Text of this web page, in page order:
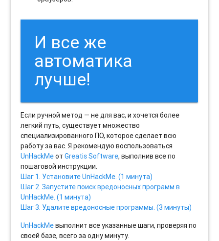
И все же
автоматика
лучше!
Если ручной метод — не для вас, и хочется более
легкий путь, существует множество
специализированного ПО, которое сделает всю
работу за вас. Я рекомендую воспользоваться
UnHackMeотGreatis Software, выполнив все по
пошаговой инструкции.
Шаг 1. Установите UnHackMe. (1 минута)
Шаг 2. Запустите поиск вредоносных программ в
UnHackMe. (1 минута)
Шаг 3. Удалите вредоносные программы. (3 минуты)
UnHackMeвыполнит все указанные шаги, проверяя по
своей базе, всего за одну минуту.